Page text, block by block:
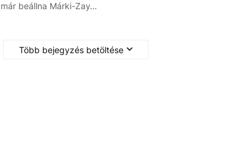
már beállna Márki-Zay…
Több bejegyzés betöltése